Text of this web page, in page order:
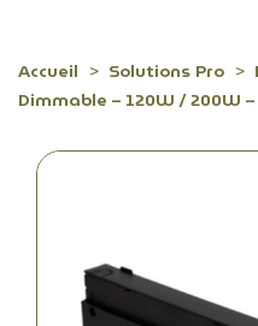
Accueil Solutions Pro
Dimmable – 120W / 200W